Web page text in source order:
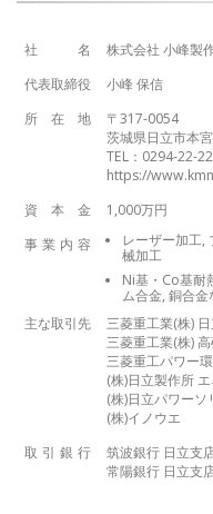
社名
株式会社 小峰製
代表取締役
小峰 保信
所在地
〒317-0054
茨城県日立市本
TEL：0294-22-
https://
資本金
1,000万円
事業内容
レーザー加工,
械加工
Ni基・Co基耐
ム合金, 銅合
主な取引先
三菱重工業(株)
三菱重工業(株)
三菱重工パワー
(株)日立製作所
(株)日立パワー
(株)イノウエ
取引銀行
筑波銀行 日立支
常陽銀行 日立支